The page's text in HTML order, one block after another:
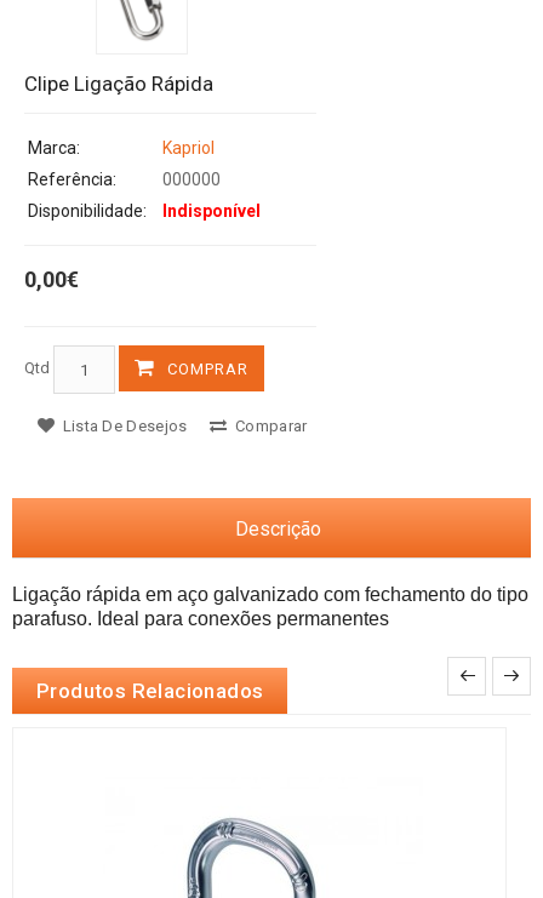
Clipe Ligação Rápida
Marca:
Kapriol
Referência:
000000
Disponibilidade:
Indisponível
0,00€
Qtd COMPRAR
Lista De Desejos Comparar
Descrição
Ligação rápida em aço galvanizado com fechamento do tipo
parafuso. Ideal para conexões permanentes
Produtos Relacionados